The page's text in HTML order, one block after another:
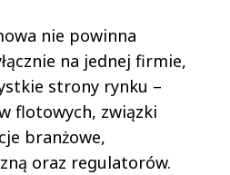
nie powinna
na jednej firmie,
strony rynku –
flotowych, związki
branżowe,
oraz regulatorów.